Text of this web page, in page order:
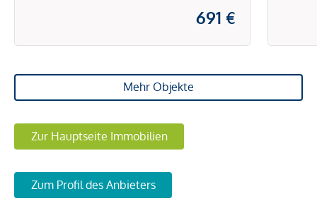
691 €
Mehr Objekte
Zur Hauptseite Immobilien
Zum Profil des Anbieters